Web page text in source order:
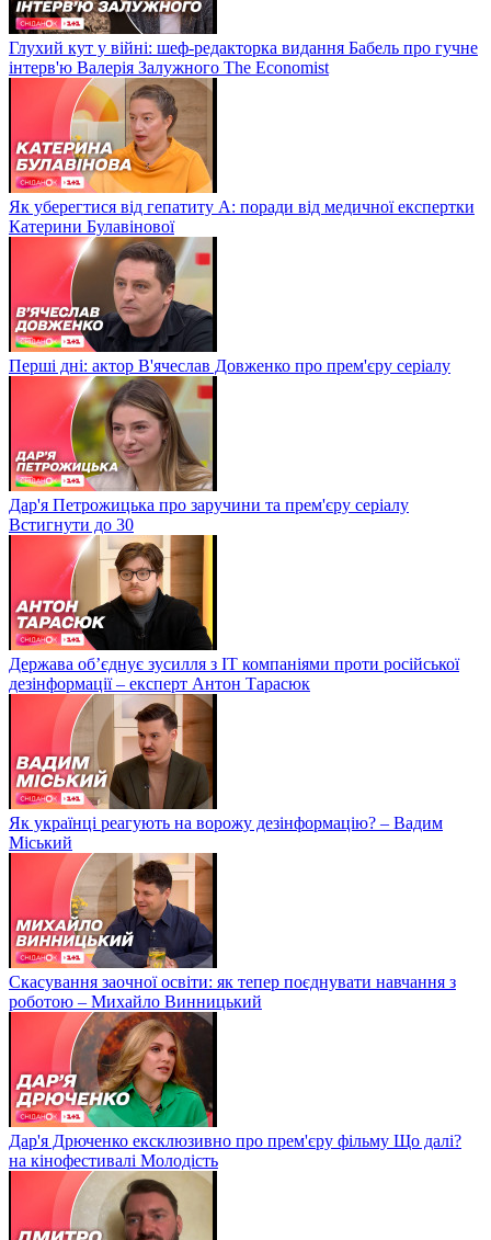
Глухий кут у війні: шеф-редакторка видання Бабель про гучне
інтерв'ю Валерія Залужного The Economist
Як уберегтися від гепатиту А: поради від медичної експертки
Катерини Булавінової
Перші дні: актор В'ячеслав Довженко про прем'єру серіалу
Дар'я Петрожицька про заручини та прем'єру серіалу
Встигнути до 30
Держава об’єднує зусилля з ІТ компаніями проти російської
дезінформації – експерт Антон Тарасюк
Як українці реагують на ворожу дезінформацію? – Вадим
Міський
Скасування заочної освіти: як тепер поєднувати навчання з
роботою – Михайло Винницький
Дар'я Дрюченко ексклюзивно про прем'єру фільму Що далі?
на кінофестивалі Молодість